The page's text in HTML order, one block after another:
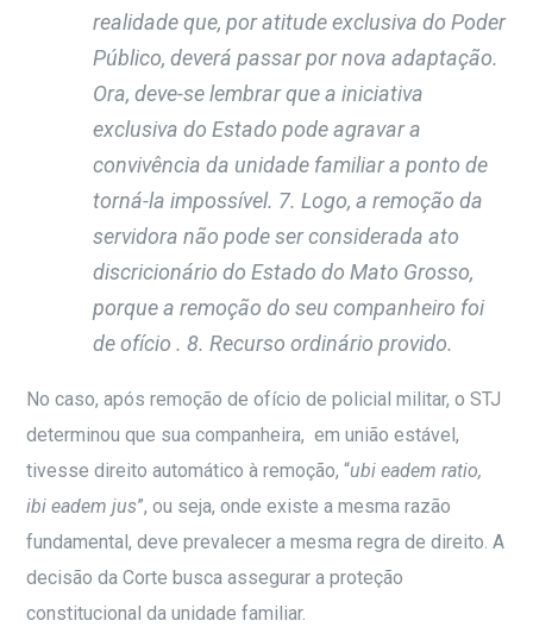
realidade que, por atitude exclusiva do Poder
Público, deverá passar por nova adaptação.
Ora, deve-se lembrar que a iniciativa
exclusiva do Estado pode agravar a
convivência da unidade familiar a ponto de
torná-la impossível. 7. Logo, a remoção da
servidora não pode ser considerada ato
discricionário do Estado do Mato Grosso,
porque a remoção do seu companheiro foi
de ofício . 8. Recurso ordinário provido.
No caso, após remoção de ofício de policial militar, o STJ
determinou que sua companheira, em união estável,
tivesse direito automático à remoção, “ubi eadem ratio,
ibi eadem jus”, ou seja, onde existe a mesma razão
fundamental, deve prevalecer a mesma regra de direito. A
decisão da Corte busca assegurar a proteção
constitucional da unidade familiar.